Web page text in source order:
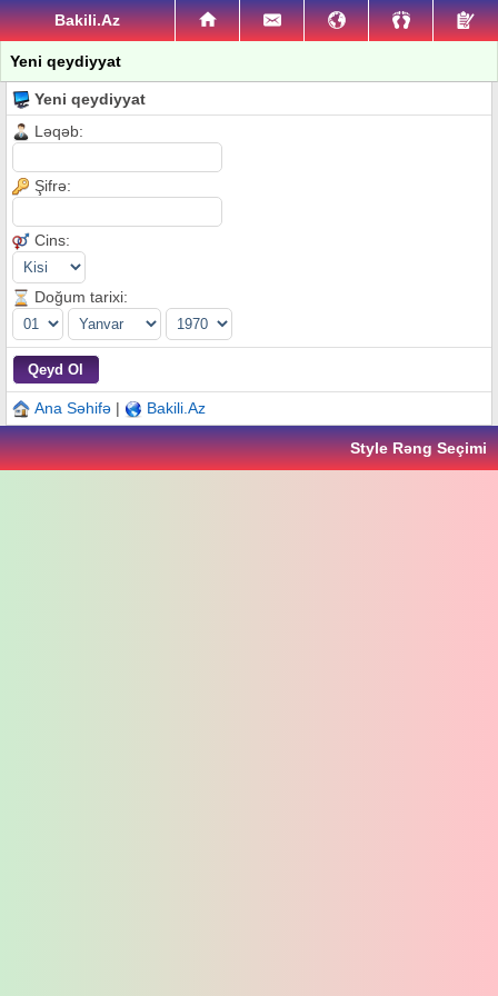
Bakili.Az
Yeni qeydiyyat
Yeni qeydiyyat
Ləqəb:
Şifrə:
Cins:
Doğum tarixi:
Ana Səhifə | Bakili.Az
Style Rəng Seçimi